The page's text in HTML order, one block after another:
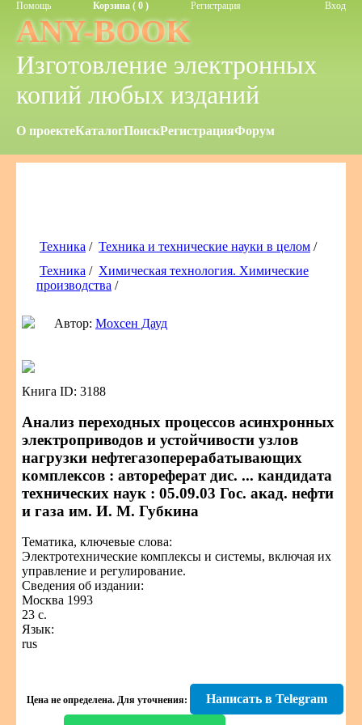
Помощь Корзина ( 0 ) Регистрация Вход
ANY-BOOK
Изготовление электронных
копий любых изданий
О проектеКаталогПоискРегистрацияФорум
Техника / Техника и технические науки в целом /
Техника / Химическая технология. Химические
производства /
Автор: Мохсен Дауд
Книга ID: 3188
Анализ переходных процессов асинхронных
электроприводов и устойчивости узлов
нагрузки нефтегазоперерабатывающих
комплексов : автореферат дис. ... кандидата
технических наук : 05.09.03 Гос. акад. нефти
и газа им. И. М. Губкина
Тематика, ключевые слова:
Электротехнические комплексы и системы, включая их
управление и регулирование.
Сведения об издании:
Москва 1993
23 с.
Язык:
rus
Цена не определена. Для уточнения: Написать в Telegram